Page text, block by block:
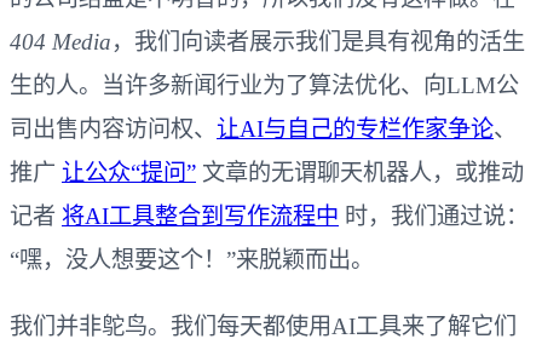
404 Media，我们向读者展示我们是具有视角的活生
生的人。当许多新闻行业为了算法优化、向LLM公
司出售内容访问权、 让AI与自己的专栏作家争论、
推广 让公众“提问” 文章的无谓聊天机器人，或推动
记者 将AI工具整合到写作流程中 时，我们通过说：
“嘿，没人想要这个！”来脱颖而出。
我们并非鸵鸟。我们每天都使用AI工具来了解它们